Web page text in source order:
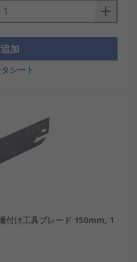
追加
シート
付け工具ブレード 150mm, 1